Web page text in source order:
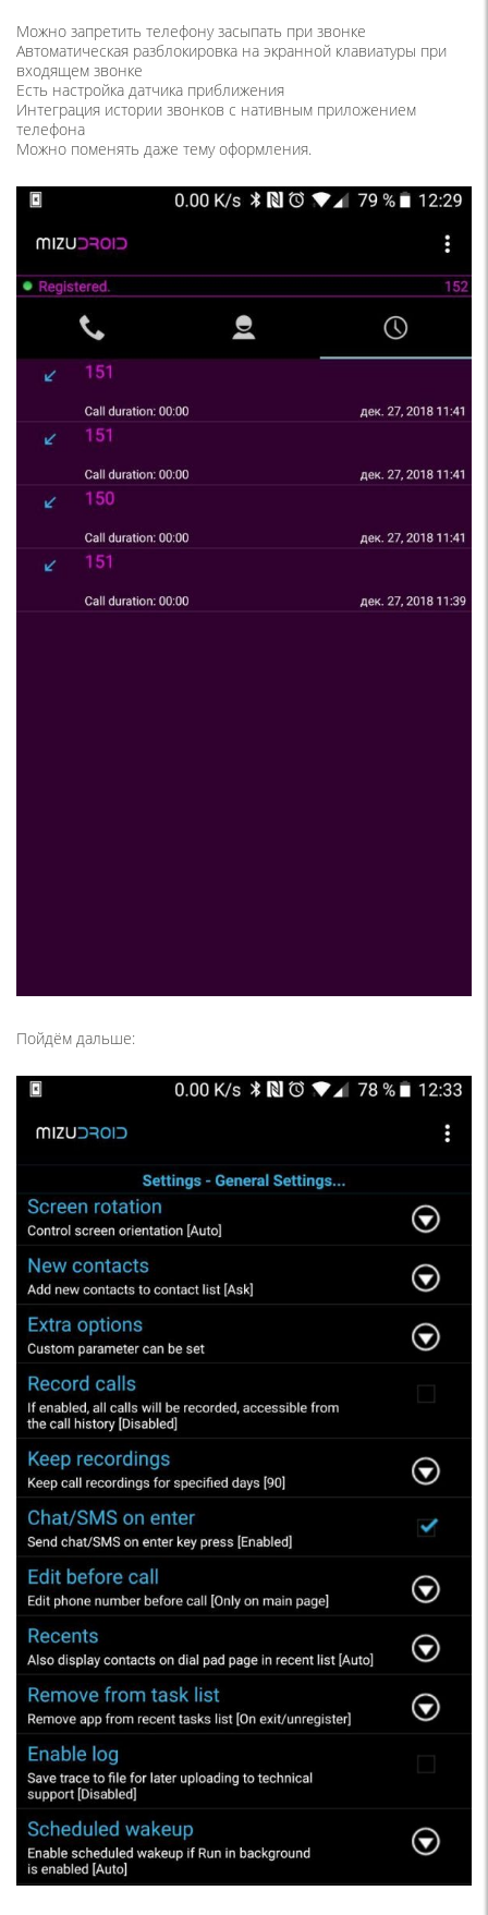
Можно запретить телефону засыпать при звонке
Автоматическая разблокировка на экранной клавиатуры при
входящем звонке
Есть настройка датчика приближения
Интеграция истории звонков с нативным приложением
телефона
Можно поменять даже тему оформления.
Пойдём дальше: